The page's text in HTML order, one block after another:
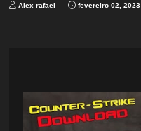
Alex rafael fevereiro 02, 2023